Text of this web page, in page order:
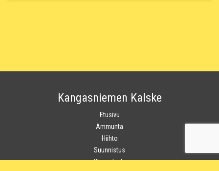
Kangasniemen Kalske
Etusivu
Ammunta
Hiihto
Suunnistus
Yleisurheilu